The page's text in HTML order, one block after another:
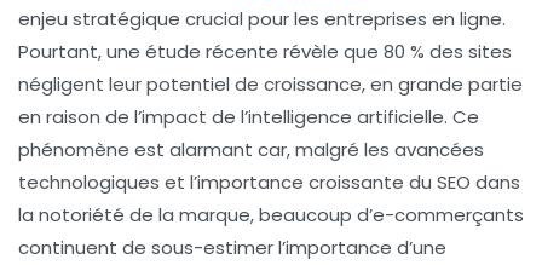
enjeu stratégique crucial pour les entreprises en ligne.
Pourtant, une étude récente révèle que 80 % des sites
négligent leur potentiel de croissance, en grande partie
en raison de l’impact de l’intelligence artificielle. Ce
phénomène est alarmant car, malgré les avancées
technologiques et l’importance croissante du SEO dans
la notoriété de la marque, beaucoup d’e-commerçants
continuent de sous-estimer l’importance d’une